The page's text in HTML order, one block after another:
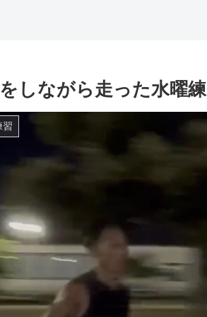
しながら走った水曜
習